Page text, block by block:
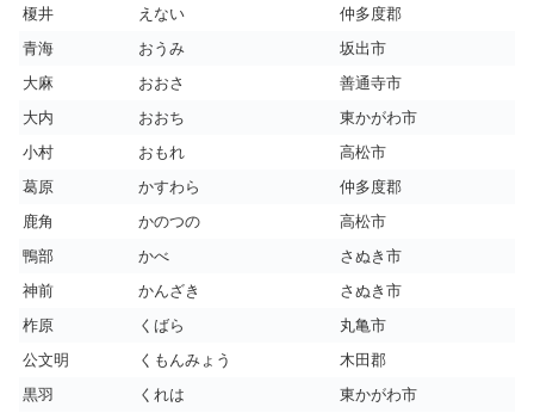
榎井
えない
仲多度郡
青海
おうみ
坂出市
大麻
おおさ
善通寺市
大内
おおち
東かがわ市
小村
おもれ
高松市
葛原
かすわら
仲多度郡
鹿角
かのつの
高松市
鴨部
かべ
さぬき市
神前
かんざき
さぬき市
柞原
くばら
丸亀市
公文明
くもんみょう
木田郡
黒羽
くれは
東かがわ市